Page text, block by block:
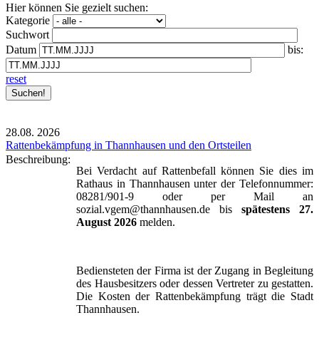
Hier können Sie gezielt suchen:
Kategorie
Suchwort
Datum
bis:
reset
28.08. 2026
Rattenbekämpfung in Thannhausen und den Ortsteilen
Beschreibung:
Bei Verdacht auf Rattenbefall können Sie dies im
Rathaus in Thannhausen unter der Telefonnummer:
08281/901-9 oder per Mail an
sozial.vgem@thannhausen.de bis spätestens 27.
August 2026 melden.
Bediensteten der Firma ist der Zugang in Begleitung
des Hausbesitzers oder dessen Vertreter zu gestatten.
Die Kosten der Rattenbekämpfung trägt die Stadt
Thannhausen.